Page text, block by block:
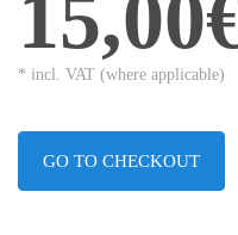
* incl. VAT (where applicable)
GO TO CHECKOUT